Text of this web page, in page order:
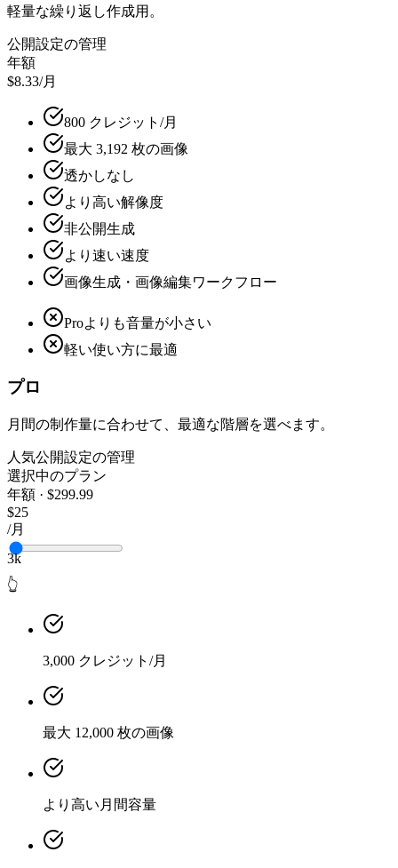
軽量な繰り返し作成用。
公開設定の管理
年額
$8.33/月
800 クレジット/月
最大 3,192 枚の画像
透かしなし
より高い解像度
非公開生成
より速い速度
画像生成・画像編集ワークフロー
Proよりも音量が小さい
軽い使い方に最適
プロ
月間の制作量に合わせて、最適な階層を選べます。
人気公開設定の管理
選択中のプラン
年額 · $299.99
$25
/月
3k
👆
3,000 クレジット/月
最大 12,000 枚の画像
より高い月間容量